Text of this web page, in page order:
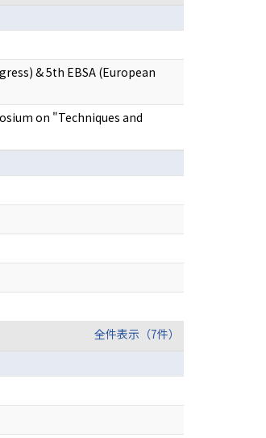
& 5th EBSA (European
on "Techniques and
全件表示（7件）